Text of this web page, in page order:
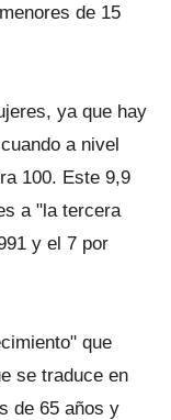
de 15
ya que hay
a nivel
100. Este 9,9
a "la tercera
y el 7 por
que
se traduce en
de 65 años y